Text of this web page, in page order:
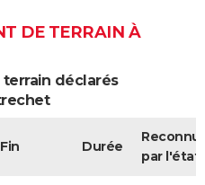
DE TERRAIN À
déclarés
Fin Durée
par l'état